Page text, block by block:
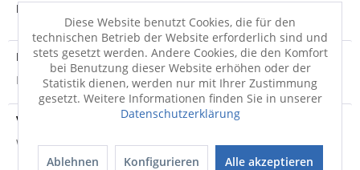
Produktvideo
Produktsicherheit
Produktsicherheit
Versandinfo
Weitere Informationen zum Versand...
Diese Website benutzt Cookies, die für den
technischen Betrieb der Website erforderlich sind und
stets gesetzt werden. Andere Cookies, die den Komfort
bei Benutzung dieser Website erhöhen oder der
Statistik dienen, werden nur mit Ihrer Zustimmung
gesetzt. Weitere Informationen finden Sie in unserer
Datenschutzerklärung
Ablehnen Konfigurieren Alle akzeptieren